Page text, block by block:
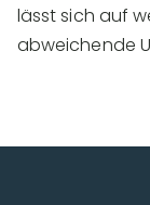
lässt sich auf
abweichende